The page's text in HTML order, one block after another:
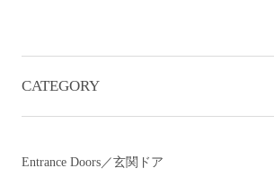
CATEGORY
Entrance Doors／玄関ドア